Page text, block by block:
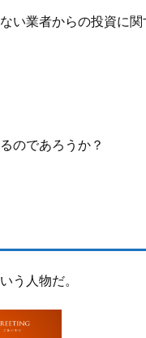
い業者からの投資に関
のであろうか？
う人物だ。